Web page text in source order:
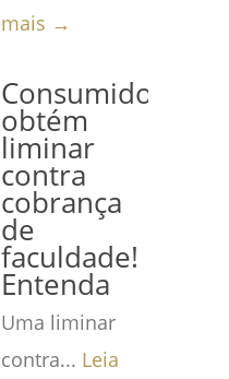
mais →
Consumidora
obtém
liminar
contra
cobrança
de
faculdade!
Entenda
Uma liminar
contra... Leia